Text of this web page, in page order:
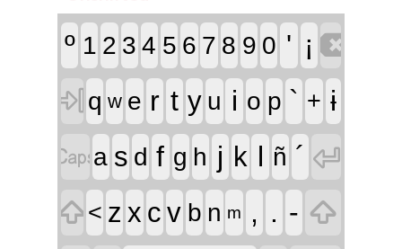
º 1 2 3 4 5 6 7 8 9 0 ' ¡ 
 q w e r t y u i o p ` + ɨ
a s d f g h j k l ñ ´ 
 < z x c v b n m , . - 